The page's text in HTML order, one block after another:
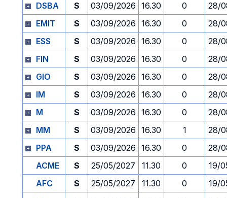
DSBA S 03/09/2026 16.30 0
28/
EMIT
S 03/09/2026 16.30 0
28/
ESS
S 03/09/2026 16.30 0
28/
FIN
S 03/09/2026 16.30 0
28/
GIO
S 03/09/2026 16.30 0
28/
IM
S 03/09/2026 16.30 0
28/
M
S 03/09/2026 16.30 0
28/
MM
S 03/09/2026 16.30 1
28/
PPA
S 03/09/2026 16.30 0
28/
ACME
S 25/05/2027 11.30 0
19/
AFC
S 25/05/2027 11.30 0
19/